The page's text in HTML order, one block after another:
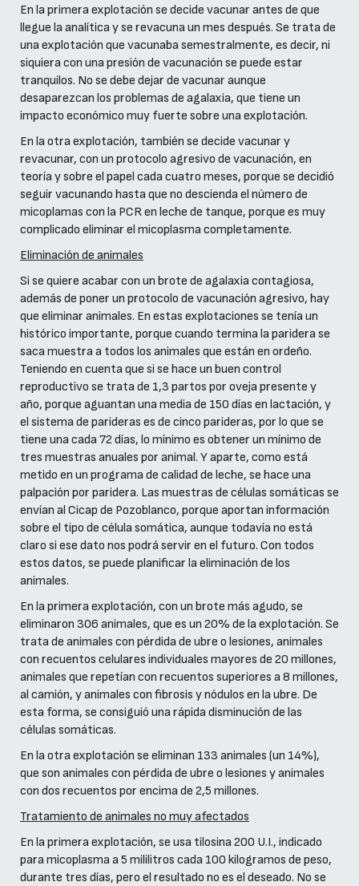
En la primera explotación se decide vacunar antes de que
llegue la analítica y se revacuna un mes después. Se trata de
una explotación que vacunaba semestralmente, es decir, ni
siquiera con una presión de vacunación se puede estar
tranquilos. No se debe dejar de vacunar aunque
desaparezcan los problemas de agalaxia, que tiene un
impacto económico muy fuerte sobre una explotación.
En la otra explotación, también se decide vacunar y
revacunar, con un protocolo agresivo de vacunación, en
teoría y sobre el papel cada cuatro meses, porque se decidió
seguir vacunando hasta que no descienda el número de
micoplamas con la PCR en leche de tanque, porque es muy
complicado eliminar el micoplasma completamente.
Eliminación de animales
Si se quiere acabar con un brote de agalaxia contagiosa,
además de poner un protocolo de vacunación agresivo, hay
que eliminar animales. En estas explotaciones se tenía un
histórico importante, porque cuando termina la paridera se
saca muestra a todos los animales que están en ordeño.
Teniendo en cuenta que si se hace un buen control
reproductivo se trata de 1,3 partos por oveja presente y
año, porque aguantan una media de 150 días en lactación, y
el sistema de parideras es de cinco parideras, por lo que se
tiene una cada 72 días, lo mínimo es obtener un mínimo de
tres muestras anuales por animal. Y aparte, como está
metido en un programa de calidad de leche, se hace una
palpación por paridera. Las muestras de células somáticas se
envían al Cicap de Pozoblanco, porque aportan información
sobre el tipo de célula somática, aunque todavía no está
claro si ese dato nos podrá servir en el futuro. Con todos
estos datos, se puede planificar la eliminación de los
animales.
En la primera explotación, con un brote más agudo, se
eliminaron 306 animales, que es un 20% de la explotación. Se
trata de animales con pérdida de ubre o lesiones, animales
con recuentos celulares individuales mayores de 20 millones,
animales que repetían con recuentos superiores a 8 millones,
al camión, y animales con fibrosis y nódulos en la ubre. De
esta forma, se consiguió una rápida disminución de las
células somáticas.
En la otra explotación se eliminan 133 animales (un 14%),
que son animales con pérdida de ubre o lesiones y animales
con dos recuentos por encima de 2,5 millones.
Tratamiento de animales no muy afectados
En la primera explotación, se usa tilosina 200 U.I., indicado
para micoplasma a 5 mililitros cada 100 kilogramos de peso,
durante tres días, pero el resultado no es el deseado. No se